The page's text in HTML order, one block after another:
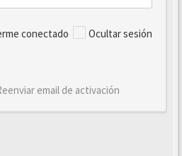
conectado Ocultar sesión
email de activación